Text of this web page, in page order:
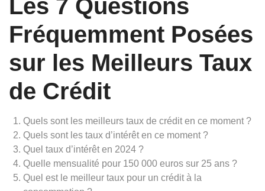
Les 7 Questions
Fréquemment Posées
sur les Meilleurs Taux
de Crédit
Quels sont les meilleurs taux de crédit en ce moment ?
Quels sont les taux d’intérêt en ce moment ?
Quel taux d’intérêt en 2024 ?
Quelle mensualité pour 150 000 euros sur 25 ans ?
Quel est le meilleur taux pour un crédit à la